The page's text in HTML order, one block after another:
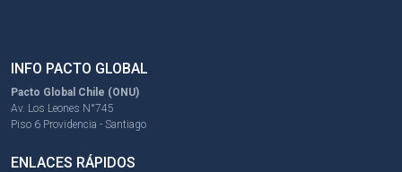
INFO PACTO GLOBAL
Pacto Global Chile (ONU)
Av. Los Leones N°745
Piso 6 Providencia - Santiago
ENLACES RÁPIDOS